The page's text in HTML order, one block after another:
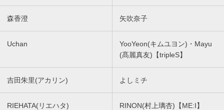
森香澄 矢吹奈子
Uchan
YooYeon(キムユヨン)・Mayu
(髙麗真友)【tripleS】
吉田朱里(アカリン) よしミチ
RIEHATA(リエハタ) RINON(村上璃杏)【ME:I】